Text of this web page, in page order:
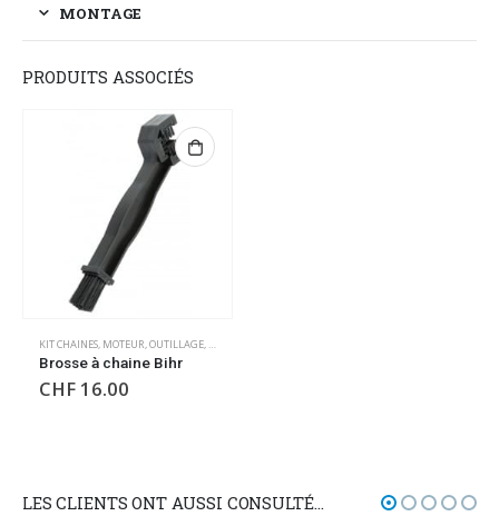
MONTAGE
PRODUITS ASSOCIÉS
KIT CHAINES, MOTEUR,OUTILLAGE, OUTILLAGES DIVERS
Brosse à chaine Bihr
CHF 16.00
LES CLIENTS ONT AUSSI CONSULTÉ…